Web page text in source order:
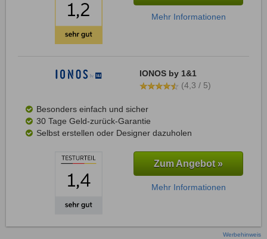
Mehr Informationen
IONOS by 1&1
(4,3 / 5)
Besonders einfach und sicher
30 Tage Geld-zurück-Garantie
Selbst erstellen oder Designer dazuholen
Zum Angebot »
Mehr Informationen
Werbehinweis